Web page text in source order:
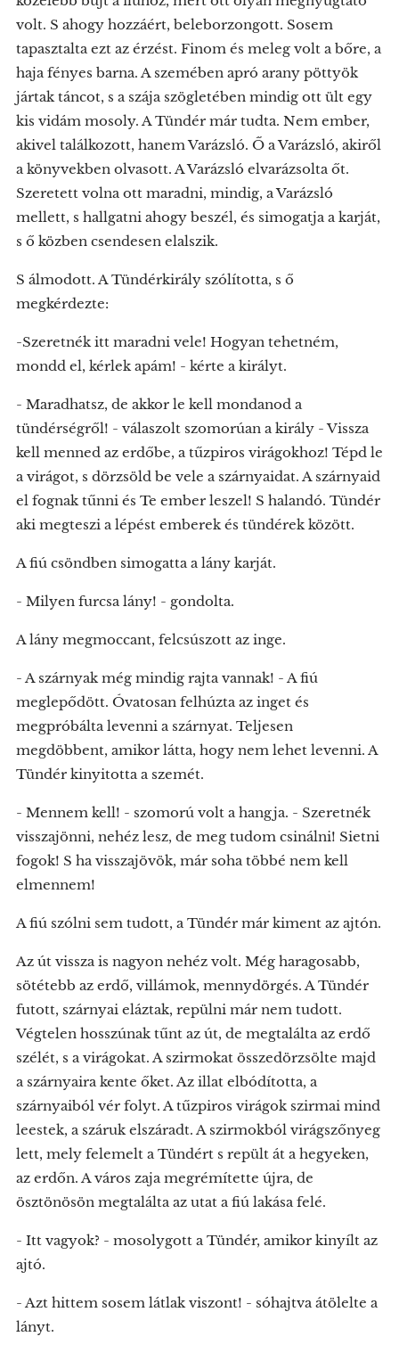
volt. S ahogy hozzáért, beleborzongott. Sosem
tapasztalta ezt az érzést. Finom és meleg volt a bőre, a
haja fényes barna. A szemében apró arany pöttyök
jártak táncot, s a szája szögletében mindig ott ült egy
kis vidám mosoly. A Tündér már tudta. Nem ember,
akivel találkozott, hanem Varázsló. Ő a Varázsló, akiről
a könyvekben olvasott. A Varázsló elvarázsolta őt.
Szeretett volna ott maradni, mindig, a Varázsló
mellett, s hallgatni ahogy beszél, és simogatja a karját,
s ő közben csendesen elalszik.
S álmodott. A Tündérkirály szólította, s ő
megkérdezte:
-Szeretnék itt maradni vele! Hogyan tehetném,
mondd el, kérlek apám! - kérte a királyt.
- Maradhatsz, de akkor le kell mondanod a
tündérségről! - válaszolt szomorúan a király - Vissza
kell menned az erdőbe, a tűzpiros virágokhoz! Tépd le
a virágot, s dörzsöld be vele a szárnyaidat. A szárnyaid
el fognak tűnni és Te ember leszel! S halandó. Tündér
aki megteszi a lépést emberek és tündérek között.
A fiú csöndben simogatta a lány karját.
- Milyen furcsa lány! - gondolta.
A lány megmoccant, felcsúszott az inge.
- A szárnyak még mindig rajta vannak! - A fiú
meglepődött. Óvatosan felhúzta az inget és
megpróbálta levenni a szárnyat. Teljesen
megdöbbent, amikor látta, hogy nem lehet levenni. A
Tündér kinyitotta a szemét.
- Mennem kell! - szomorú volt a hangja. - Szeretnék
visszajönni, nehéz lesz, de meg tudom csinálni! Sietni
fogok! S ha visszajövök, már soha többé nem kell
elmennem!
A fiú szólni sem tudott, a Tündér már kiment az ajtón.
Az út vissza is nagyon nehéz volt. Még haragosabb,
sötétebb az erdő, villámok, mennydörgés. A Tündér
futott, szárnyai eláztak, repülni már nem tudott.
Végtelen hosszúnak tűnt az út, de megtalálta az erdő
szélét, s a virágokat. A szirmokat összedörzsölte majd
a szárnyaira kente őket. Az illat elbódította, a
szárnyaiból vér folyt. A tűzpiros virágok szirmai mind
leestek, a száruk elszáradt. A szirmokból virágszőnyeg
lett, mely felemelt a Tündért s repült át a hegyeken,
az erdőn. A város zaja megrémítette újra, de
ösztönösön megtalálta az utat a fiú lakása felé.
- Itt vagyok? - mosolygott a Tündér, amikor kinyílt az
ajtó.
- Azt hittem sosem látlak viszont! - sóhajtva átölelte a
lányt.